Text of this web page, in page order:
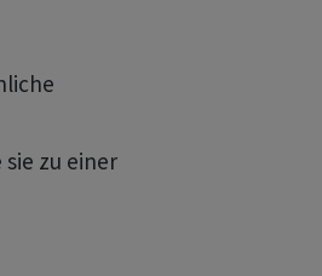
zu einer